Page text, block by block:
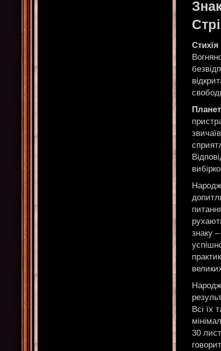
знаку
Всі їх
30